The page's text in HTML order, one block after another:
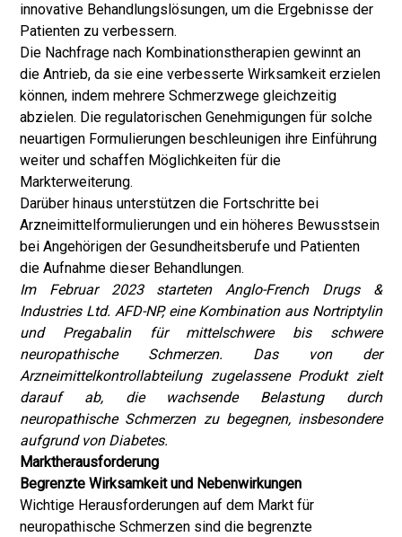
innovative Behandlungslösungen, um die Ergebnisse der
Patienten zu verbessern.
Die Nachfrage nach Kombinationstherapien gewinnt an
die Antrieb, da sie eine verbesserte Wirksamkeit erzielen
können, indem mehrere Schmerzwege gleichzeitig
abzielen. Die regulatorischen Genehmigungen für solche
neuartigen Formulierungen beschleunigen ihre Einführung
weiter und schaffen Möglichkeiten für die
Markterweiterung.
Darüber hinaus unterstützen die Fortschritte bei
Arzneimittelformulierungen und ein höheres Bewusstsein
bei Angehörigen der Gesundheitsberufe und Patienten
die Aufnahme dieser Behandlungen.
Im Februar 2023 starteten Anglo-French Drugs &
Industries Ltd. AFD-NP, eine Kombination aus Nortriptylin
und Pregabalin für mittelschwere bis schwere
neuropathische Schmerzen. Das von der
Arzneimittelkontrollabteilung zugelassene Produkt zielt
darauf ab, die wachsende Belastung durch
neuropathische Schmerzen zu begegnen, insbesondere
aufgrund von Diabetes.
Marktherausforderung
Begrenzte Wirksamkeit und Nebenwirkungen
Wichtige Herausforderungen auf dem Markt für
neuropathische Schmerzen sind die begrenzte